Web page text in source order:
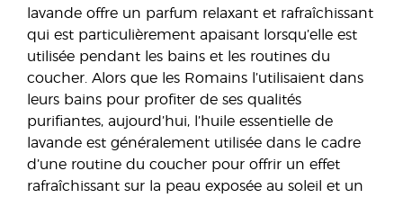
lavande offre un parfum relaxant et rafraîchissant
qui est particulièrement apaisant lorsqu’elle est
utilisée pendant les bains et les routines du
coucher. Alors que les Romains l’utilisaient dans
leurs bains pour profiter de ses qualités
purifiantes, aujourd’hui, l’huile essentielle de
lavande est généralement utilisée dans le cadre
d’une routine du coucher pour offrir un effet
rafraîchissant sur la peau exposée au soleil et un